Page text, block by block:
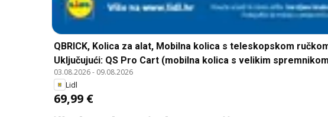
QBRICK, Kolica za alat, Mobilna kolica s teleskopskom
Uključujući: QS Pro Cart (mobilna kolica s velikim
Organizer 100 (spremnik za sitne dijelove). Modularni
drugim spremnicima QBrick
03.08.2026- 09.08.2026
Lidl
69,99 €